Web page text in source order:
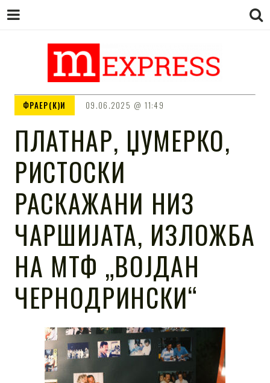
M EXPRESS
ФРАЕР(К)И 09.06.2025 11:49
ПЛАТНАР, ЏУМЕРКО,
РИСТОСКИ
РАСКАЖАНИ НИЗ
ЧАРШИЈАТА, ИЗЛОЖБА
НА МТФ „ВОЈДАН
ЧЕРНОДРИНСКИ“